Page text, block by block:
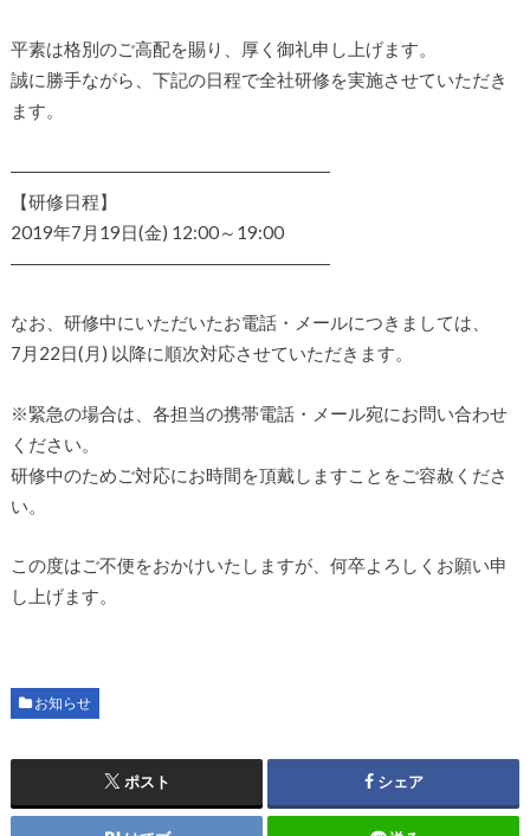
平素は格別のご高配を賜り、厚く御礼申し上げます。
誠に勝手ながら、下記の日程で全社研修を実施させていただき
ます。
――――――――――――――――――
【研修日程】
2019年7月19日(金) 12:00～19:00
――――――――――――――――――
なお、研修中にいただいたお電話・メールにつきましては、
7月22日(月) 以降に順次対応させていただきます。
※緊急の場合は、各担当の携帯電話・メール宛にお問い合わせ
ください。
研修中のためご対応にお時間を頂戴しますことをご容赦くださ
い。
この度はご不便をおかけいたしますが、何卒よろしくお願い申
し上げます。
お知らせ
ポスト シェア